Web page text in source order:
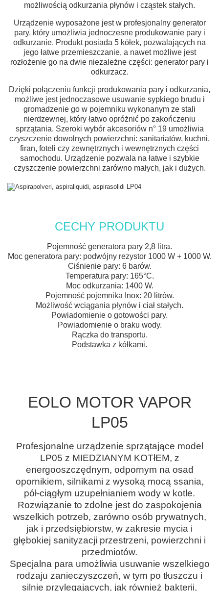
możliwością odkurzania płynów i cząstek stałych.
Urządzenie wyposażone jest w profesjonalny generator
pary, który umożliwia jednoczesne produkowanie pary i
odkurzanie. Produkt posiada 5 kółek, pozwalających na
jego łatwe przemieszczanie, a nawet możliwe jest
rozłożenie go na dwie niezależne części: generator pary i
odkurzacz.
Dzięki połączeniu funkcji produkowania pary i odkurzania,
możliwe jest jednoczasowe usuwanie sypkiego brudu i
gromadzenie go w pojemniku wykonanym ze stali
nierdzewnej, który łatwo opróżnić po zakończeniu
sprzątania. Szeroki wybór akcesoriów n° 19 umożliwia
czyszczenie dowolnych powierzchni: sanitariatów, kuchni,
firan, foteli czy zewnętrznych i wewnętrznych części
samochodu. Urządzenie pozwala na łatwe i szybkie
czyszczenie powierzchni zarówno małych, jak i dużych.
CECHY PRODUKTU
Pojemność generatora pary 2,8 litra.
Moc generatora pary: podwójny rezystor 1000 W + 1000 W.
Ciśnienie pary: 6 barów.
Temperatura pary: 165°C.
Moc odkurzania: 1400 W.
Pojemność pojemnika Inox: 20 litrów.
Możliwość wciągania płynów i ciał stałych.
Powiadomienie o gotowości pary.
Powiadomienie o braku wody.
Rączka do transportu.
Podstawka z kółkami.
EOLO MOTOR VAPOR
LP05
Profesjonalne urządzenie sprzątające model
LP05 z MIEDZIANYM KOTłEM, z
energooszczędnym, odpornym na osad
opornikiem, silnikami z wysoką mocą ssania,
pół-ciągłym uzupełnianiem wody w kotle.
Rozwiązanie to zdolne jest do zaspokojenia
wszelkich potrzeb, zarówno osób prywatnych,
jak i przedsiębiorstw, w zakresie mycia i
głębokiej sanityzacji przestrzeni, powierzchni i
przedmiotów.
Specjalna para umożliwia usuwanie wszelkiego
rodzaju zanieczyszczeń, w tym po tłuszczu i
silnie przylegających, jak również bakterii,